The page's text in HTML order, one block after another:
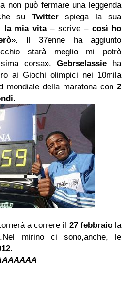
non può fermare una leggenda
su Twitterspiega la sua
la mia vita– scrive –così ho
». Il 37enne ha aggiunto
starà meglio mi potrò
corsa».Gebrselassie ha
ai Giochi olimpici nei 10mila
mondiale della maratona con 2
a correre il 27 febbraio la
Nel mirino ci sono,anche, le